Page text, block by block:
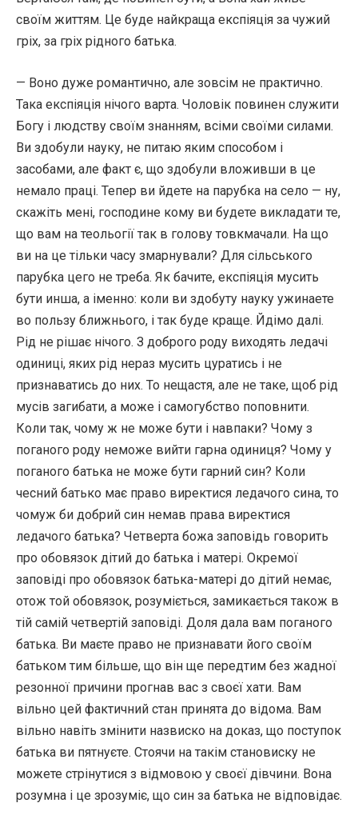
своїм життям. Це буде найкраща експіяція за чужий
гріх, за гріх рідного батька.
— Воно дуже романтично, але зовсім не практично.
Така експіяція нічого варта. Чоловік повинен служити
Богу і людству своїм знанням, всіми своїми силами.
Ви здобули науку, не питаю яким способом і
засобами, але факт є, що здобули вложивши в це
немало праці. Тепер ви йдете на парубка на село — ну,
скажіть мені, господине кому ви будете викладати те,
що вам на теольогії так в голову товкмачали. На що
ви на це тільки часу змарнували? Для сільського
парубка цего не треба. Як бачите, експіяція мусить
бути инша, а іменно: коли ви здобуту науку ужинаете
во пользу ближнього, і так буде краще. Йдімо далі.
Рід не рішає нічого. З доброго роду виходять ледачі
одиниці, яких рід нераз мусить цуратись і не
признаватись до них. То нещастя, але не таке, щоб рід
мусів загибати, а може і самогубство поповнити.
Коли так, чому ж не може бути і навпаки? Чому з
поганого роду неможе вийти гарна одиниця? Чому у
поганого батька не може бути гарний син? Коли
чесний батько має право виректися ледачого сина, то
чомуж би добрий син немав права виректися
ледачого батька? Четверта божа заповідь говорить
про обовязок дітий до батька і матері. Окремої
заповіді про обовязок батька-матері до дітий немає,
отож той обовязок, розуміється, замикається також в
тій самій четвертій заповіді. Доля дала вам поганого
батька. Ви маєте право не признавати його своїм
батьком тим більше, що він ще передтим без жадної
резонної причини прогнав вас з своєї хати. Вам
вільно цей фактичний стан принята до відома. Вам
вільно навіть змінити назвиско на доказ, що поступок
батька ви пятнуєте. Стоячи на такім становиску не
можете стрінутися з відмовою у своєї дівчини. Вона
розумна і це зрозуміє, що син за батька не відповідає.